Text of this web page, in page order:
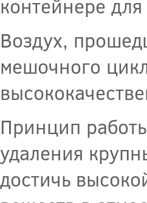
контейнере
Воздух,
мешочного
Принцип
удаления
достичь